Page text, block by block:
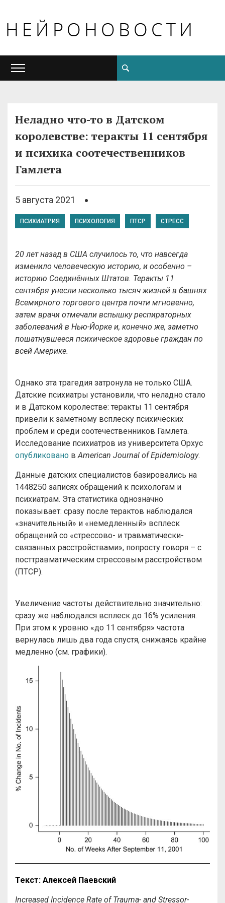
Неладно что-то в Датском
королевстве: теракты 11 сентября
и психика соотечественников
Гамлета
5 августа 2021
ПСИХИАТРИЯ ПСИХОЛОГИЯ ПТСР СТРЕСС
20 лет назад в США случилось то, что навсегда
изменило человеческую историю, и особенно –
историю Соединённых Штатов. Теракты 11
сентября унесли несколько тысяч жизней в башнях
Всемирного торгового центра почти мгновенно,
затем врачи отмечали вспышку респираторных
заболеваний в Нью-Йорке и, конечно же, заметно
пошатнувшееся психическое здоровье граждан по
всей Америке.
Однако эта трагедия затронула не только США.
Датские психиатры установили, что неладно стало
и в Датском королестве: теракты 11 сентября
привели к заметному всплеску психических
проблем и среди соотечественников Гамлета.
Исследование психиатров из университета Орхус
опубликовано вАmerican Journal of Epidemiology.
Данные датских специалистов базировались на
1448250 записях обращений к психологам и
психиатрам. Эта статистика однозначно
показывает: сразу после терактов наблюдался
«значительный» и «немедленный» всплеск
обращений со «стрессово- и травматически-
связанных расстройствами», попросту говоря – с
посттравматическим стрессовым расстройством
(ПТСР).
Увеличение частоты действительно значительно:
сразу же наблюдался всплеск до 16% усиления.
При этом к уровню «до 11 сентября» частота
вернулась лишь два года спустя, снижаясь крайне
медленно (см. графики).
Текст: Алексей Паевский
Increased Incidence Rate of Trauma- and Stressor-